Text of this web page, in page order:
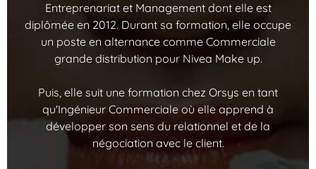
Entreprenariat et Management dont elle est
diplômée en 2012. Durant sa formation, elle occupe
un poste en alternance comme Commerciale
grande distribution pour Nivea Make up.
Puis, elle suit une formation chez Orsys en tant
qu'Ingénieur Commerciale où elle apprend à
développer son sens du relationnel et de la
négociation avec le client.